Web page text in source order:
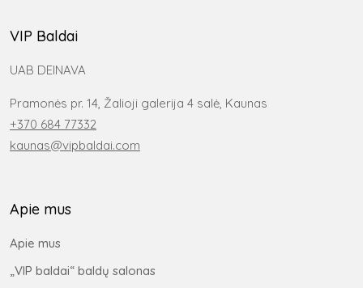
VIP Baldai
UAB DEINAVA
Pramonės pr. 14, Žalioji galerija 4 salė, Kaunas
+370 684 77332
kaunas@vipbaldai.com
Apie mus
Apie mus
„VIP baldai“ baldų salonas